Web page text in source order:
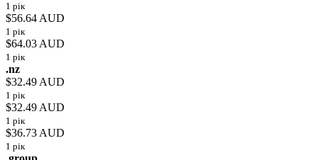
1 рік
$56.64 AUD
1 рік
$64.03 AUD
1 рік
.nz
$32.49 AUD
1 рік
$32.49 AUD
1 рік
$36.73 AUD
1 рік